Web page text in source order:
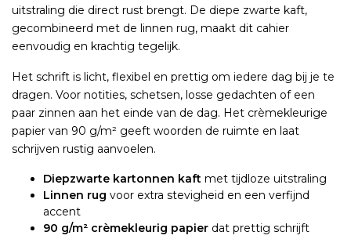
uitstraling die direct rust brengt. De diepe zwarte kaft,
gecombineerd met de linnen rug, maakt dit cahier
eenvoudig en krachtig tegelijk.
Het schrift is licht, flexibel en prettig om iedere dag bij je te
dragen. Voor notities, schetsen, losse gedachten of een
paar zinnen aan het einde van de dag. Het crèmekleurige
papier van 90 g/m² geeft woorden de ruimte en laat
schrijven rustig aanvoelen.
Diepzwarte kartonnen kaft met tijdloze uitstraling
Linnen rug voor extra stevigheid en een verfijnd
accent
90 g/m² crèmekleurig papier dat prettig schrijft